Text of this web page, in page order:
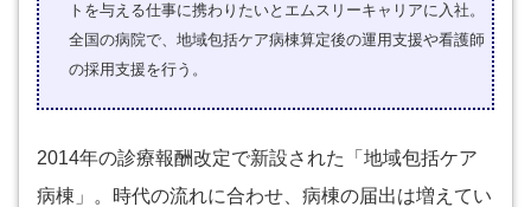
トを与える仕事に携わりたいとエムスリーキャリアに入社。
全国の病院で、地域包括ケア病棟算定後の運用支援や看護師
の採用支援を行う。
2014年の診療報酬改定で新設された「地域包括ケア
病棟」。時代の流れに合わせ、病棟の届出は増えてい